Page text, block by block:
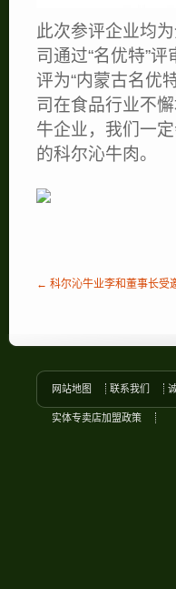
此次参评企业均
司通过“名优特”
评为“内蒙古名优
司在食品行业不
牛企业，我们一
的科尔沁牛肉。
← 科尔沁牛业李和董事长受
网站地图 联系我们
实体专卖店加盟政策